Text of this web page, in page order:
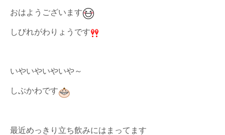
おはようございます
しびれがわりょうです
いやいやいやいや～
しぶかわです
最近めっきり立ち飲みにはまってます